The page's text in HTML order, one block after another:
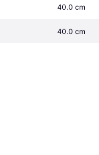
40.0 cm
40.0 cm